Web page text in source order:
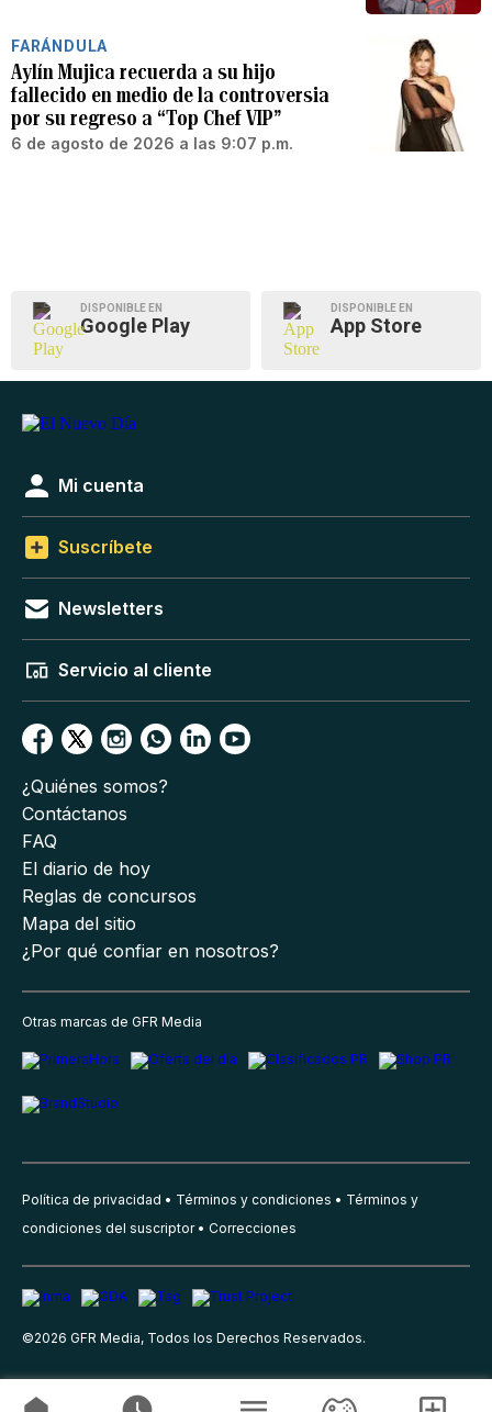
FARÁNDULA
Aylín Mujica recuerda a su hijo
fallecido en medio de la controversia
por su regreso a “Top Chef VIP”
6 de agosto de 2026 a las 9:07 p.m.
DISPONIBLE EN
Google Play
DISPONIBLE EN
App Store
Mi cuenta
Suscríbete
Newsletters
Servicio al cliente
¿Quiénes somos?
Contáctanos
FAQ
El diario de hoy
Reglas de concursos
Mapa del sitio
¿Por qué confiar en nosotros?
Otras marcas de GFR Media
Política de privacidad Términos y condiciones
Términos y
condiciones del suscriptor
Correcciones
©2026 GFR Media, Todos los Derechos Reservados.